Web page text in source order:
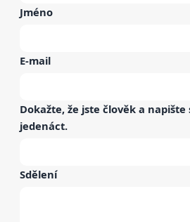
Jméno
E-mail
Dokažte, že jste člověk a napište
jedenáct.
Sdělení